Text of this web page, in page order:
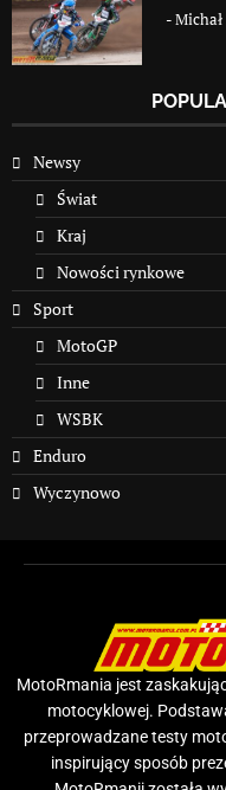
-
Newsy
Świat
Kraj
Nowości rynkowe
Sport
MotoGP
Inne
WSBK
Enduro
Wyczynowo
MotoRmania jest
motocyklowej.
przeprowadzane testy
inspirujący sposób